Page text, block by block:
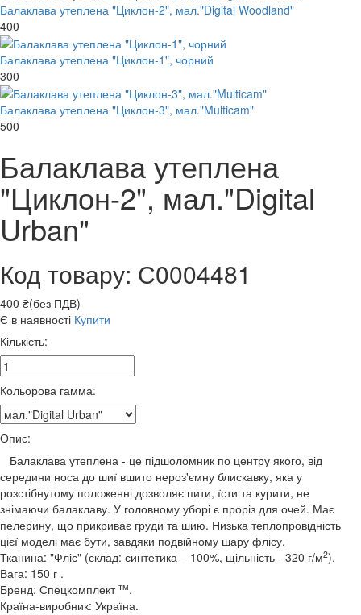
Балаклава утеплена "Циклон-2", мал."Digital Woodland"
400
Балаклава утеплена "Циклон-1", чорний
300
Балаклава утеплена "Циклон-3", мал."Multicam"
500
Балаклава утеплена
"Циклон-2", мал."Digital
Urban"
Код товару: С0004481
400 ₴(без ПДВ)
Є в наявності Купити
Кількість:
Кольорова гамма:
Опис:
Балаклава утеплена - це підшоломник по центру якого, від
середини носа до шиї вшито нероз'ємну блискавку, яка у
розстібнутому положенні дозволяє пити, їсти та курити, не
знімаючи балаклаву. У головному уборі є проріз для очей. Має
пелерину, що прикриває груди та шию. Низька теплопровідність
цієї моделі має бути, завдяки подвійному шару флісу.
Тканина: "Фліс" (склад: синтетика – 100%, щільність - 320 г/м2).
Вага: 150 г .
Бренд: Спецкомплект тм.
Країна-виробник: Україна.